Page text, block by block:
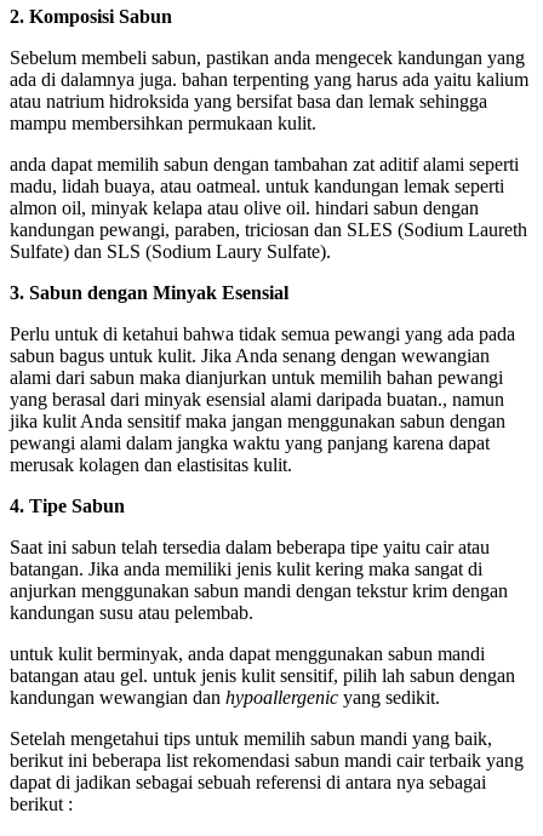
2. Komposisi Sabun
Sebelum membeli sabun, pastikan anda mengecek kandungan yang
ada di dalamnya juga. bahan terpenting yang harus ada yaitu kalium
atau natrium hidroksida yang bersifat basa dan lemak sehingga
mampu membersihkan permukaan kulit.
anda dapat memilih sabun dengan tambahan zat aditif alami seperti
madu, lidah buaya, atau oatmeal. untuk kandungan lemak seperti
almon oil, minyak kelapa atau olive oil. hindari sabun dengan
kandungan pewangi, paraben, triciosan dan SLES (Sodium Laureth
Sulfate) dan SLS (Sodium Laury Sulfate).
3. Sabun dengan Minyak Esensial
Perlu untuk di ketahui bahwa tidak semua pewangi yang ada pada
sabun bagus untuk kulit. Jika Anda senang dengan wewangian
alami dari sabun maka dianjurkan untuk memilih bahan pewangi
yang berasal dari minyak esensial alami daripada buatan., namun
jika kulit Anda sensitif maka jangan menggunakan sabun dengan
pewangi alami dalam jangka waktu yang panjang karena dapat
merusak kolagen dan elastisitas kulit.
4. Tipe Sabun
Saat ini sabun telah tersedia dalam beberapa tipe yaitu cair atau
batangan. Jika anda memiliki jenis kulit kering maka sangat di
anjurkan menggunakan sabun mandi dengan tekstur krim dengan
kandungan susu atau pelembab.
untuk kulit berminyak, anda dapat menggunakan sabun mandi
batangan atau gel. untuk jenis kulit sensitif, pilih lah sabun dengan
kandungan wewangian dan hypoallergenic yang sedikit.
Setelah mengetahui tips untuk memilih sabun mandi yang baik,
berikut ini beberapa list rekomendasi sabun mandi cair terbaik yang
dapat di jadikan sebagai sebuah referensi di antara nya sebagai
berikut :